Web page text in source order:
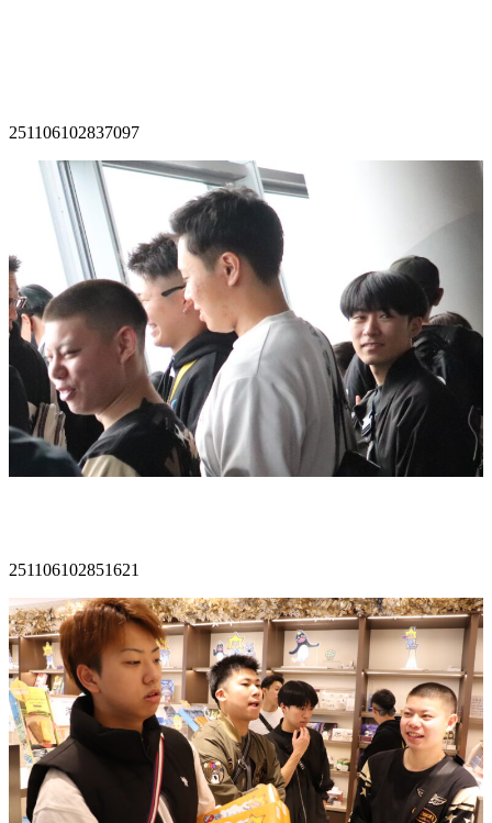
251106102837097
251106102851621